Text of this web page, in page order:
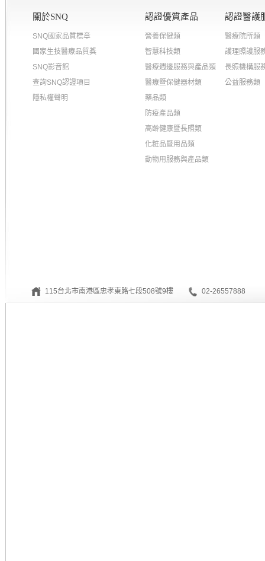
關於SNQ
SNQ國家品質標章
國家生技醫療品質獎
SNQ影音館
查詢SNQ認證項目
隱私權聲明
認證優質產品
營養保健類
智慧科技類
醫療週邊服務與產品類
醫療暨保健器材類
藥品類
防疫產品類
高齡健康暨長照類
化粧品暨用品類
動物用服務與產品類
認證醫護
醫療院所類
護理照護服
長照機構服
公益服務類
115台北市南港區忠孝東路七段508號9樓 02-26557888